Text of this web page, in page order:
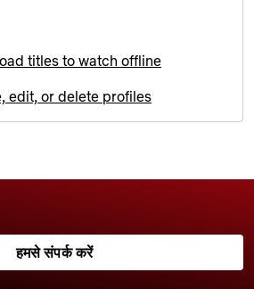
titles to watch offline
edit, or delete profiles
हमसे संपर्क करें